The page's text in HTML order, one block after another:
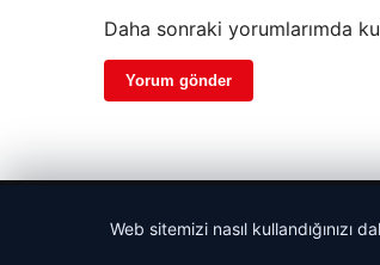
Daha sonraki yorumlarımda
Web sitemizi nasıl